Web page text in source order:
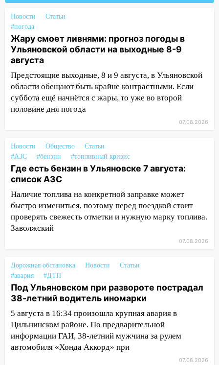
проверки обновили разметку на
пешеходных переходах
14:40 На проспекте Гая в Ульяновске
запретили остановку автомобилей на
50-метровом участке
14:22 В Новом городе 8 августа пройдет
большой фестиваль «Наше время» с
мотофристайлом и концертом
погоды в Ульяновской области на
выходные 8-9 августа
13:30
В Ульяновске транспортные
пассажира»
13:20 В Ульяновске за один день
обокрали женщину на пляже и
выбросил из машины страйкбольную
гранату: его задержали
12:34 На Ульяновскую область
надвигается сильнейшая непогода: град
и шквал до 27 м/с
12:31 Ульяновец хотел купить иномарку
из Европы и потерял 760 тысяч рублей
Новости
Статьи
#погода
Жару смоет ливнями: прогноз погоды в
Ульяновской области на выходные 8-9
августа
Предстоящие выходные, 8 и 9 августа, в Ульяновской
области обещают быть крайне контрастными. Если
суббота ещё начнётся с жары, то уже во второй
половине дня погода
07.08.2026
Новости Общество
Статьи
#АЗС
#бензин #топливный кризис
Где есть бензин в Ульяновске 7 августа:
список АЗС
Наличие топлива на конкретной заправке может
быстро измениться, поэтому перед поездкой стоит
проверять свежесть отметки и нужную марку топлива.
Заволжский
07.08.2026
Дорожная обстановка Новости
Статьи
#авария
#ДТП
Под Ульяновском при развороте пострадал
38-летний водитель иномарки
5 августа в 16:34 произошла крупная авария в
Цильнинском районе. По предварительной
информации ГАИ, 38-летний мужчина за рулем
автомобиля «Хонда Аккорд» при
07.08.2026